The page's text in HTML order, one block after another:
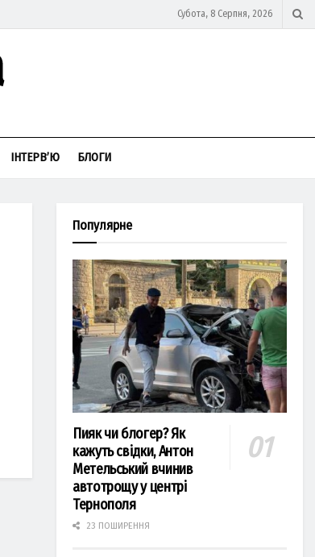
Субота, 8 Серпня, 2026
ІНТЕРВ’Ю БЛОГИ
Популярне
Пияк чи блогер? Як
кажуть свідки, Антон
Метельський вчинив
автотрощу у центрі
Тернополя
23 ПОШИРЕННЯ